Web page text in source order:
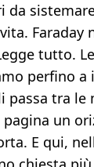
da
Faraday
tutto.
perfino a
passa tra le
un
E qui,